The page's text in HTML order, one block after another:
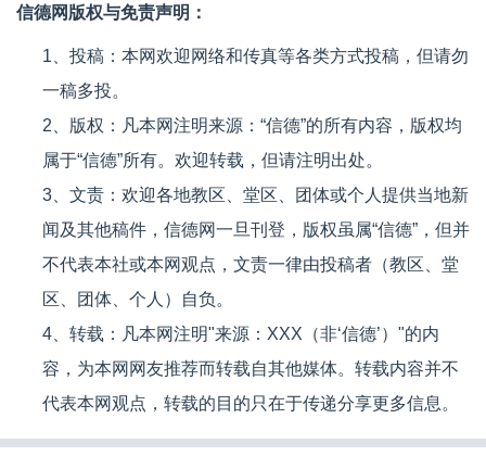
信德网版权与免责声明：
1、投稿：本网欢迎网络和传真等各类方式投稿，但请勿
一稿多投。
2、版权：凡本网注明来源：“信德”的所有内容，版权均
属于“信德”所有。欢迎转载，但请注明出处。
3、文责：欢迎各地教区、堂区、团体或个人提供当地新
闻及其他稿件，信德网一旦刊登，版权虽属“信德”，但并
不代表本社或本网观点，文责一律由投稿者（教区、堂
区、团体、个人）自负。
4、转载：凡本网注明"来源：XXX（非‘信德’）"的内
容，为本网网友推荐而转载自其他媒体。转载内容并不
代表本网观点，转载的目的只在于传递分享更多信息。